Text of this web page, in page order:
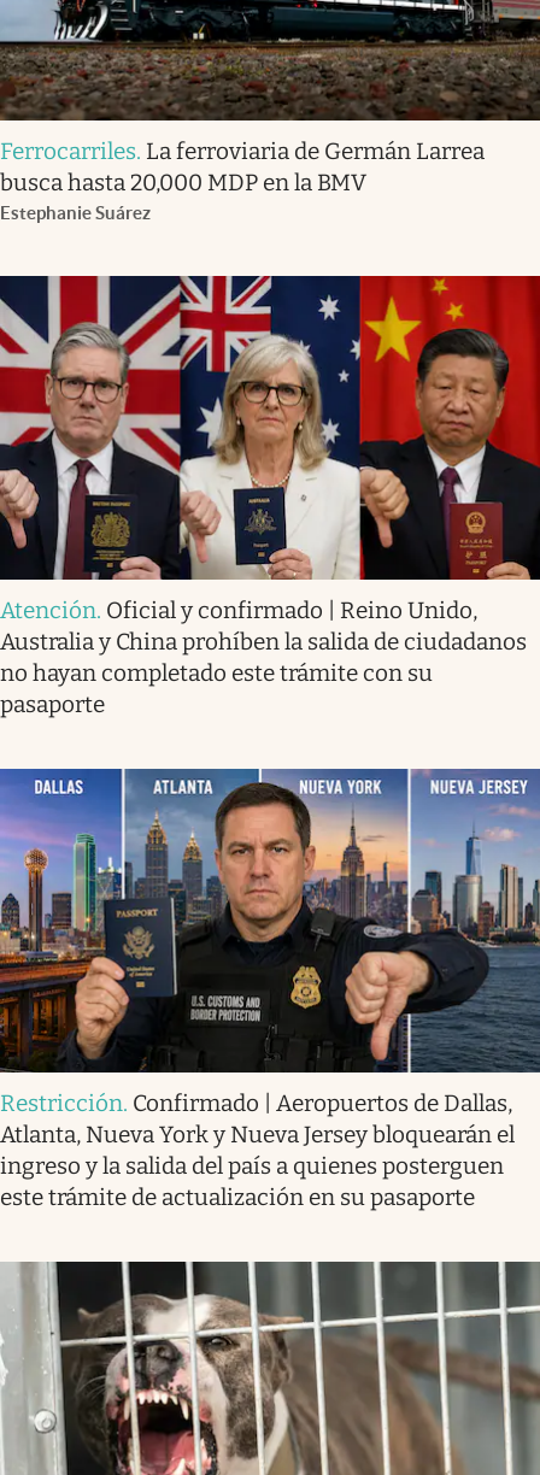
Ferrocarriles. La ferroviaria de Germán Larrea
busca hasta 20,000 MDP en la BMV
Estephanie Suárez
Atención. Oficial y confirmado | Reino Unido,
Australia y China prohíben la salida de ciudadanos
no hayan completado este trámite con su
pasaporte
Restricción. Confirmado | Aeropuertos de Dallas,
Atlanta, Nueva York y Nueva Jersey bloquearán el
ingreso y la salida del país a quienes posterguen
este trámite de actualización en su pasaporte